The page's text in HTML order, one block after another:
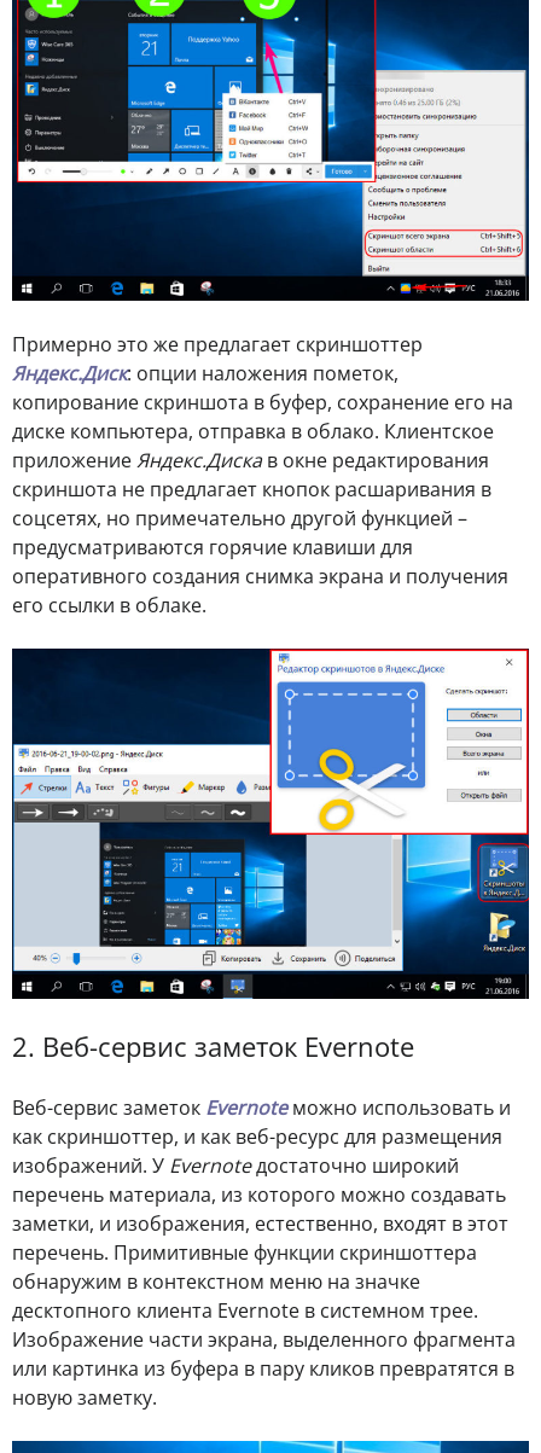
Примерно это же предлагает скриншоттер
Яндекс.Диск: опции наложения пометок,
копирование скриншота в буфер, сохранение его на
диске компьютера, отправка в облако. Клиентское
приложениеЯндекс.Дискав окне редактирования
скриншота не предлагает кнопок расшаривания в
соцсетях, но примечательно другой функцией –
предусматриваются горячие клавиши для
оперативного создания снимка экрана и получения
его ссылки в облаке.
2. Веб-сервис заметок Evernote
Веб-сервис заметок Evernoteможно использовать и
как скриншоттер, и как веб-ресурс для размещения
изображений. У Evernoteдостаточно широкий
перечень материала, из которого можно создавать
заметки, и изображения, естественно, входят в этот
перечень. Примитивные функции скриншоттера
обнаружим в контекстном меню на значке
десктопного клиента Evernote в системном трее.
Изображение части экрана, выделенного фрагмента
или картинка из буфера в пару кликов превратятся в
новую заметку.